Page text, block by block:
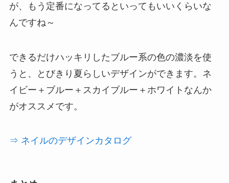
が、もう定番になってるといってもいいくらいな
んですね～
できるだけハッキリしたブルー系の色の濃淡を使
うと、とびきり夏らしいデザインができます。 ネ
イビー＋ブルー＋スカイブルー＋ホワイト なんか
がオススメです。
⇒ ネイルのデザインカタログ